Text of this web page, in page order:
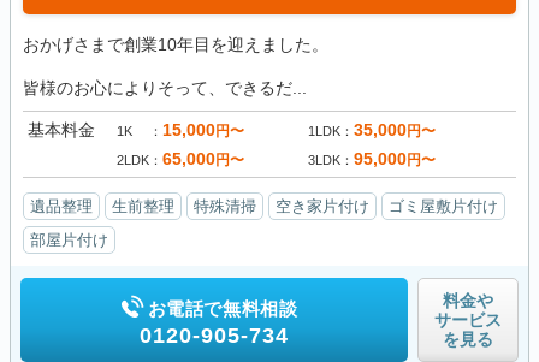
おかげさまで創業10年目を迎えました。
皆様のお心によりそって、できるだ...
基本料金 1K 15,000円〜 1LDK 35,000円〜
2LDK 65,000円〜 3LDK 95,000円〜
遺品整理 生前整理 特殊清掃 空き家片付け
ゴミ屋敷片付け
部屋片付け
お電話で無料相談
0120-905-734
料金や
サービス
を見る